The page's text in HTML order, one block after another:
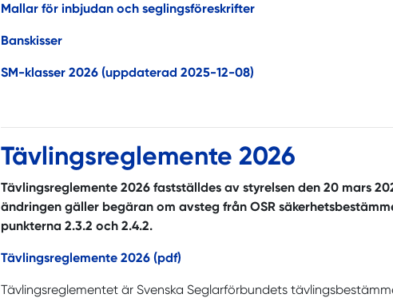
Mallar för inbjudan och seglingsföreskrifter
Banskisser
SM-klasser 2026 (uppdaterad 2025-12-08)
Tävlingsreglemente 2026
Tävlingsreglemente 2026 fastställdes av styrelsen den 20 mars
ändringen gäller begäran om avsteg från OSR
punkterna 2.3.2 och 2.4.2.
Tävlingsreglemente 2026 (pdf)
Tävlingsreglementet är Svenska Seglarförbundets